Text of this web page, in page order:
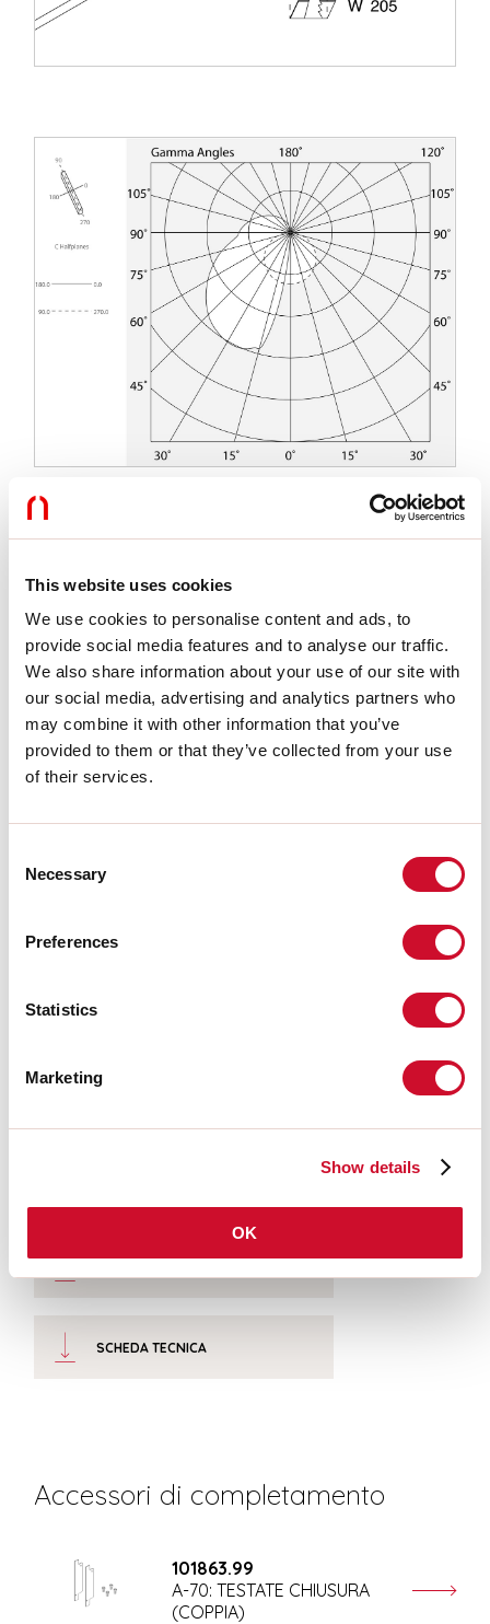
This website uses cookies
We use cookies to personalise content and ads, to
provide social media features and to analyse our traffic.
We also share information about your use of our site with
our social media, advertising and analytics partners who
may combine it with other information that you’ve
provided to them or that they’ve collected from your use
of their services.
Selection
Necessary
Preferences
Statistics
Marketing
Show details
OK
Uso:
Interno
Tipo installazione:
INCASSO IN CARTONGESSO
DIRETTA/INDIRETTA
Ottica:
OPALE
L:
2000mm
A:
200mm
H:
12.5mm
Made in:
ITALY
Peso:
4.4kg
SCHEDA TECNICA
Accessori di completamento
101863.99
A-70: TESTATE CHIUSURA
(COPPIA)